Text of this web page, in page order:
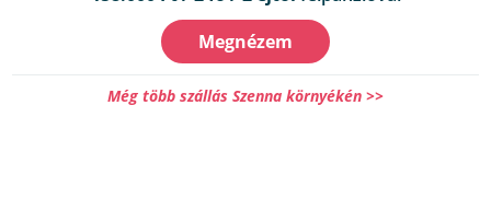
Megnézem
Még több szállás Szenna környékén >>